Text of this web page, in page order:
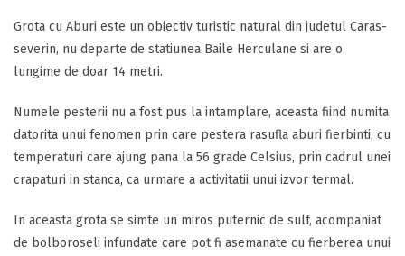
Grota cu Aburi este un obiectiv turistic natural din judetul Caras-
severin, nu departe de statiunea Baile Herculane si are o
lungime de doar 14 metri.
Numele pesterii nu a fost pus la intamplare, aceasta fiind numita
datorita unui fenomen prin care pestera rasufla aburi fierbinti, cu
temperaturi care ajung pana la 56 grade Celsius, prin cadrul unei
crapaturi in stanca, ca urmare a activitatii unui izvor termal.
In aceasta grota se simte un miros puternic de sulf, acompaniat
de bolboroseli infundate care pot fi asemanate cu fierberea unui